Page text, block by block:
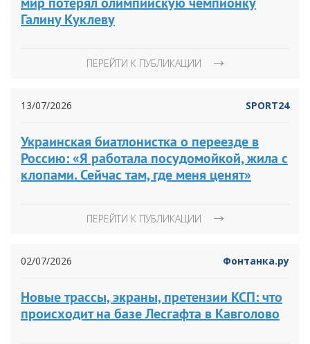
Галину Куклеву
ПЕРЕЙТИ К ПУБЛИКАЦИИ
13/07/2026 SPORT24
Украинская биатлонистка о переезде в
Россию: «Я работала посудомойкой, жила с
клопами. Сейчас там, где меня ценят»
ПЕРЕЙТИ К ПУБЛИКАЦИИ
02/07/2026 Фонтанка.ру
Новые трассы, экраны, претензии КСП: что
происходит на базе Лесгафта в Кавголово